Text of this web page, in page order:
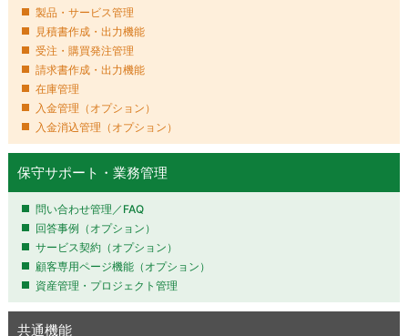
製品・サービス管理
見積書作成・出力機能
受注・購買発注管理
請求書作成・出力機能
在庫管理
入金管理 （オプション）
入金消込管理 （オプション）
保守サポート・業務管理
問い合わせ管理／FAQ
回答事例 （オプション）
サービス契約（オプション）
顧客専用ページ機能（オプション）
資産管理・プロジェクト管理
共通機能